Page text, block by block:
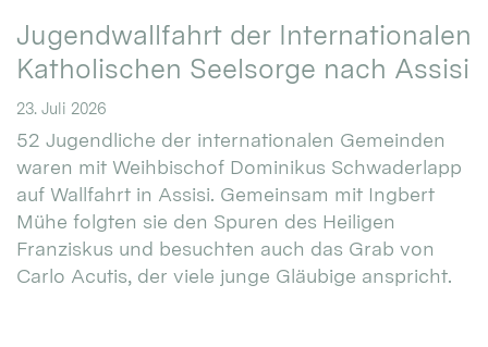
Jugendwallfahrt der Internationalen
Katholischen Seelsorge nach Assisi
23. Juli 2026
52 Jugendliche der internationalen Gemeinden
waren mit Weihbischof Dominikus Schwaderlapp
auf Wallfahrt in Assisi. Gemeinsam mit Ingbert
Mühe folgten sie den Spuren des Heiligen
Franziskus und besuchten auch das Grab von
Carlo Acutis, der viele junge Gläubige anspricht.